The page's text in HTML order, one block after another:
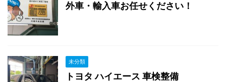
外車・輸入車お任せください！
未分類
トヨタ ハイエース 車検整備